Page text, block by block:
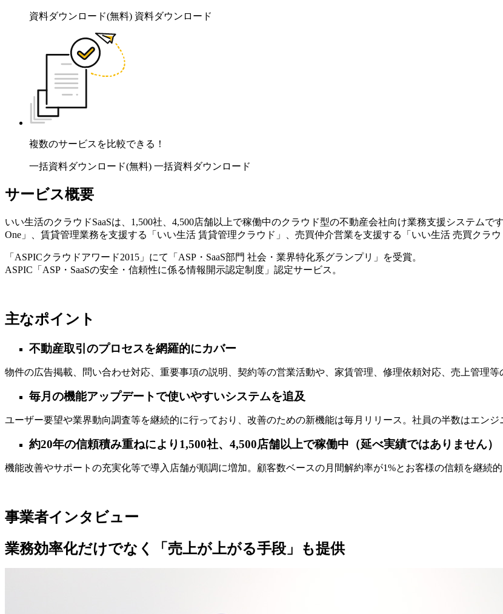
資料ダウンロード(無料) 資料ダウンロード
複数のサービスを比較できる！
一括資料ダウンロード(無料) 一括資料ダウンロード
サービス概要
いい生活のクラウドSaaSは、1,500社、4,500店舗以上で稼働中のクラウド型の不動産会社向け業務支援システム
One」、賃貸管理業務を支援する「いい生活 賃貸管理クラウド」、売買仲介営業を支援する「いい生活 売買クラウ
「ASPICクラウドアワード2015」にて「ASP・SaaS部門 社会・業界特化系グランプリ」を受賞。
ASPIC「ASP・SaaSの安全・信頼性に係る情報開示認定制度」認定サービス。
主なポイント
不動産取引のプロセスを網羅的にカバー
物件の広告掲載、問い合わせ対応、重要事項の説明、契約等の営業活動や、家賃管理、修理依頼対応、売上管理
毎月の機能アップデートで使いやすいシステムを追及
ユーザー要望や業界動向調査等を継続的に行っており、改善のための新機能は毎月リリース。社員の半数はエン
約20年の信頼積み重ねにより1,500社、4,500店舗以上で稼働中（延べ実績ではありません）
機能改善やサポートの充実化等で導入店舗が順調に増加。顧客数ベースの月間解約率が1%とお客様の信頼を継続的
事業者インタビュー
業務効率化だけでなく「売上が上がる手段」も提供